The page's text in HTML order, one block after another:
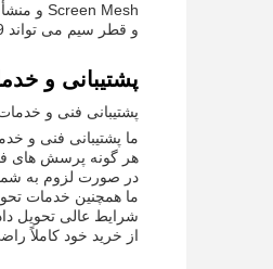
و قطر سیم می تواند 0.8mm-19 باشد.05. منطقه باز بین 35 تا 80 درصد است
پشتیبانی و
پشتیبانی فنی و
هر گونه پرسش های
در صورت لزوم به
شرایط عالی تحویل
از خرید خود کاملاً